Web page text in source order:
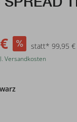
statt* 99,95 €
Versandkosten